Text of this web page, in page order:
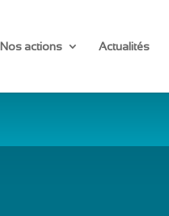
Nos actions Actualités